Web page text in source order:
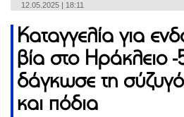
12.05.2025 | 18:11
Καταγγελία για
βία στο Ηράκλειο -
δάγκωσε τη
και πόδια